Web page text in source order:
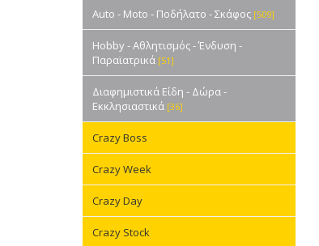
Auto - Moto - Ποδήλατο - Σκάφος [509]
Hobby - Αθλητισμός - Ένδυση -
Παραϊατρικά [51]
Διαφημιστικά Είδη - Δώρα -
Εκκλησιαστικά [36]
Crazy Boss
Crazy Week
Crazy Day
Crazy Stock